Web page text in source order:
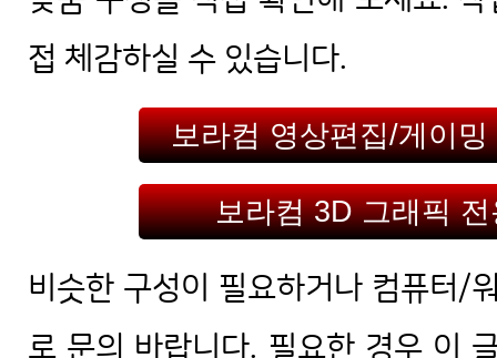
접 체감하실 수 있습니다.
보라컴 영상편집/게이
보라컴 3D 그래픽
비슷한 구성이 필요하거나 컴퓨터/
로 문의 바랍니다. 필요한 경우 이